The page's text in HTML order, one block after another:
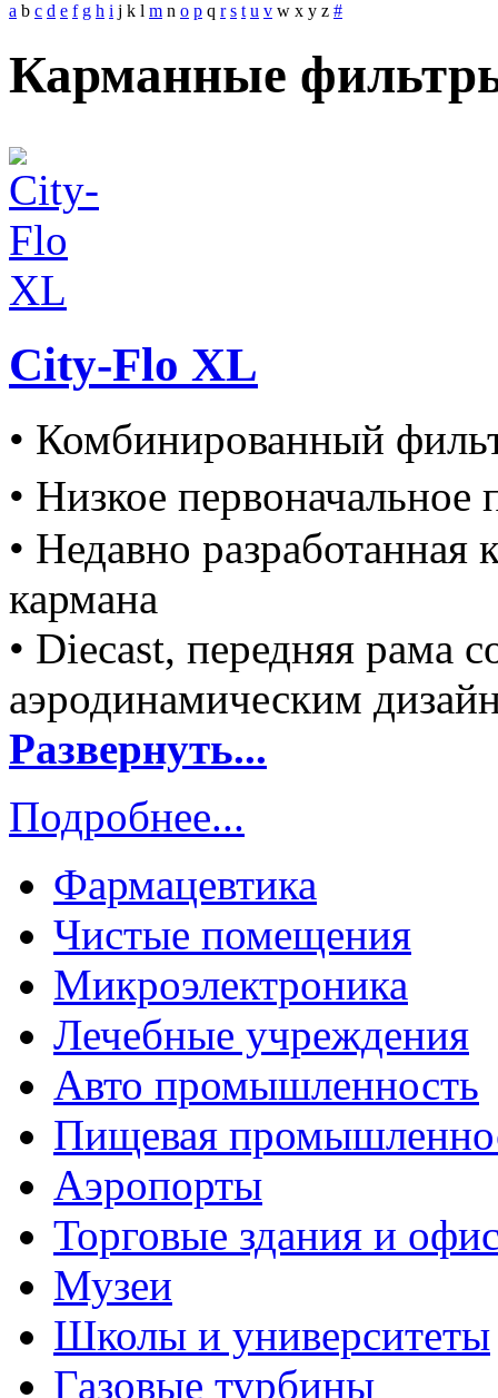
a b c d e f g h i j k l m n o p q r s t u v w x y z #
Карманные
City-Flo XL
• Комбинированный
• Низкое
• Недавно разработанная
кармана
• Diecast, передняя рама
аэродинамическим
Развернуть...
Подробнее...
Фармацевтика
Чистые помещения
Микроэлектроника
Лечебные учреждения
Авто промышленность
Пищевая
Аэропорты
Торговые здания и
Музеи
Школы и университеты
Газовые турбины